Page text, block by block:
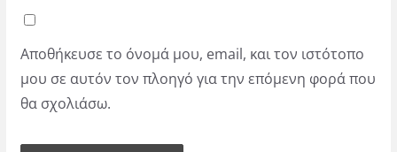
Αποθήκευσε το όνομά μου, email, και τον ιστότοπο
μου σε αυτόν τον πλοηγό για την επόμενη φορά που
θα σχολιάσω.